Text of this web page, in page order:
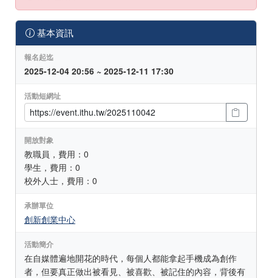
基本資訊
報名起迄
2025-12-04 20:56 ~ 2025-12-11 17:30
活動短網址
開放對象
教職員，費用：0
學生，費用：0
校外人士，費用：0
承辦單位
創新創業中心
活動簡介
在自媒體遍地開花的時代，每個人都能拿起手機成為創作
者，但要真正做出被看見、被喜歡、被記住的內容，背後有